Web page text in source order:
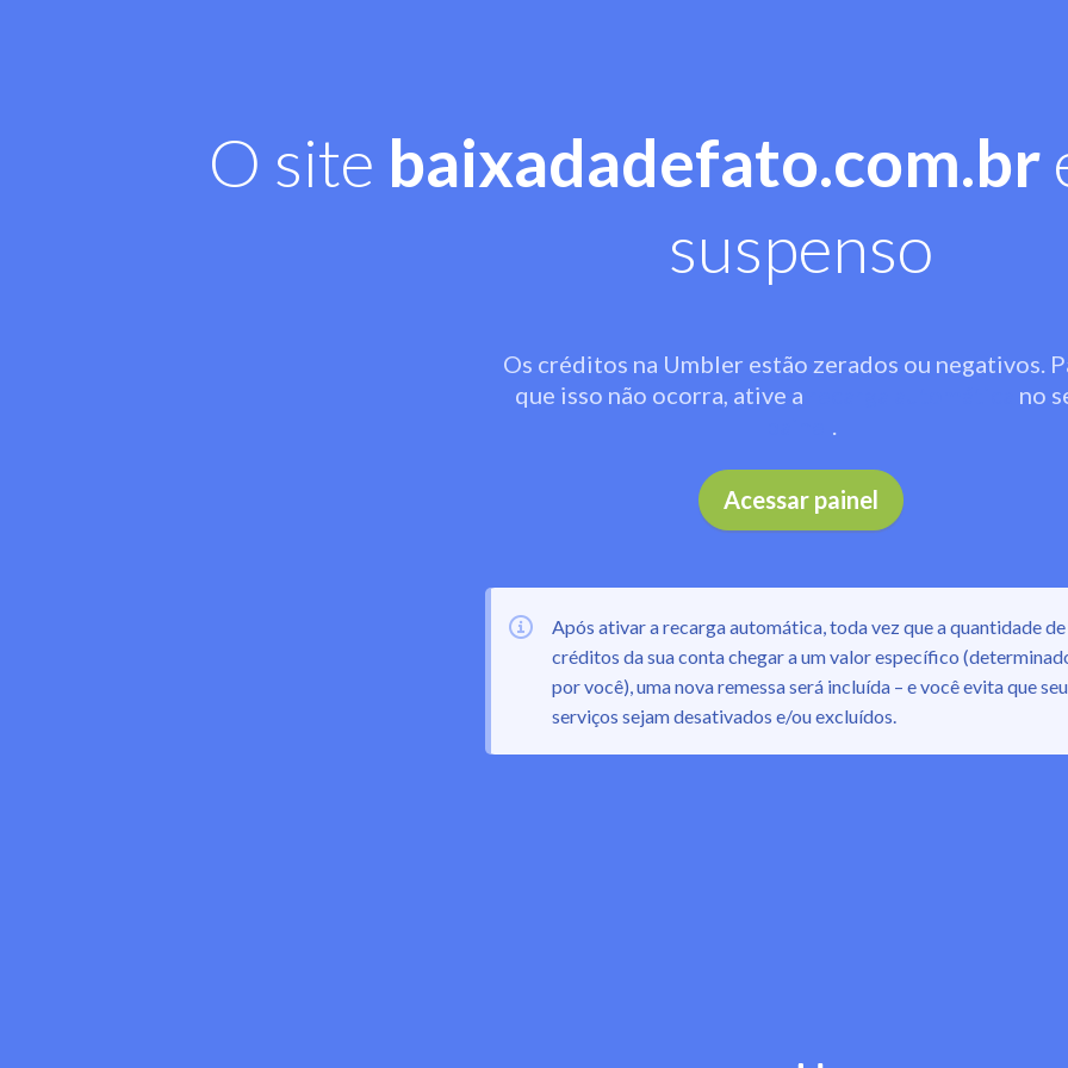
O site baixadadefato.com.br
suspenso
Os créditos na Umbler estão zerados ou negativos.
que isso não ocorra, ative a
no
.
Acessar painel
Após ativar a recarga automática, toda vez que a quantidade de
créditos da sua conta chegar a um valor específico
por você), uma nova remessa será incluída – e você evita que
serviços sejam desativados e/ou excluídos.